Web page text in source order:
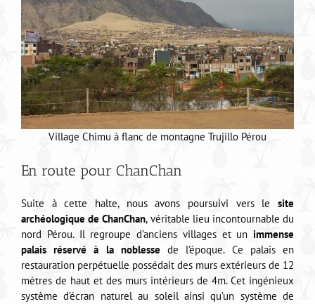
Village Chimu à flanc de montagne Trujillo Pérou
En route pour ChanChan
Suite à cette halte, nous avons poursuivi vers le site
archéologique de ChanChan, véritable lieu incontournable du
nord Pérou. Il regroupe d’anciens villages et un immense
palais réservé à la noblesse de l’époque. Ce palais en
restauration perpétuelle possédait des murs extérieurs de 12
mètres de haut et des murs intérieurs de 4m. Cet ingénieux
système d’écran naturel au soleil ainsi qu’un système de